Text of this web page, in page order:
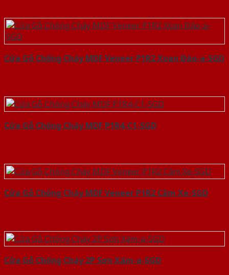
Cửa Gỗ Chống Cháy MDF Veneer P1R2 Xoan Đào-a-SGD
Cửa Gỗ Chống Cháy MDF P1R4-C1-SGD
Cửa Gỗ Chống Cháy MDF Veneer P1R2 Căm Xe-SGD
Cửa Gỗ Chống Cháy 2P Sơn Xám-a-SGD